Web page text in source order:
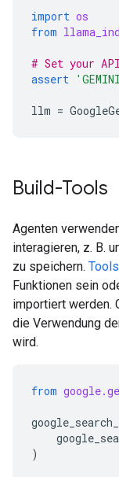
import os
from
# Set your
assert
llm =
Build-Tools
Agenten
interagieren, z. B.
zu speichern.
Funktionen sein
importiert werden.
die Verwendung
wird.
from
)